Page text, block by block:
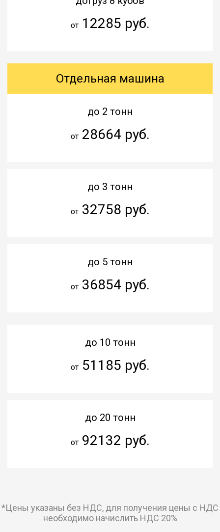
от12285 руб.
Отдельная машина
до 2 тонн
от28664 руб.
до 3 тонн
от32758 руб.
до 5 тонн
от36854 руб.
до 10 тонн
от51185 руб.
до 20 тонн
от92132 руб.
*Цены указаны без НДС, для получения цены с НДС
необходимо начислить НДС 20%